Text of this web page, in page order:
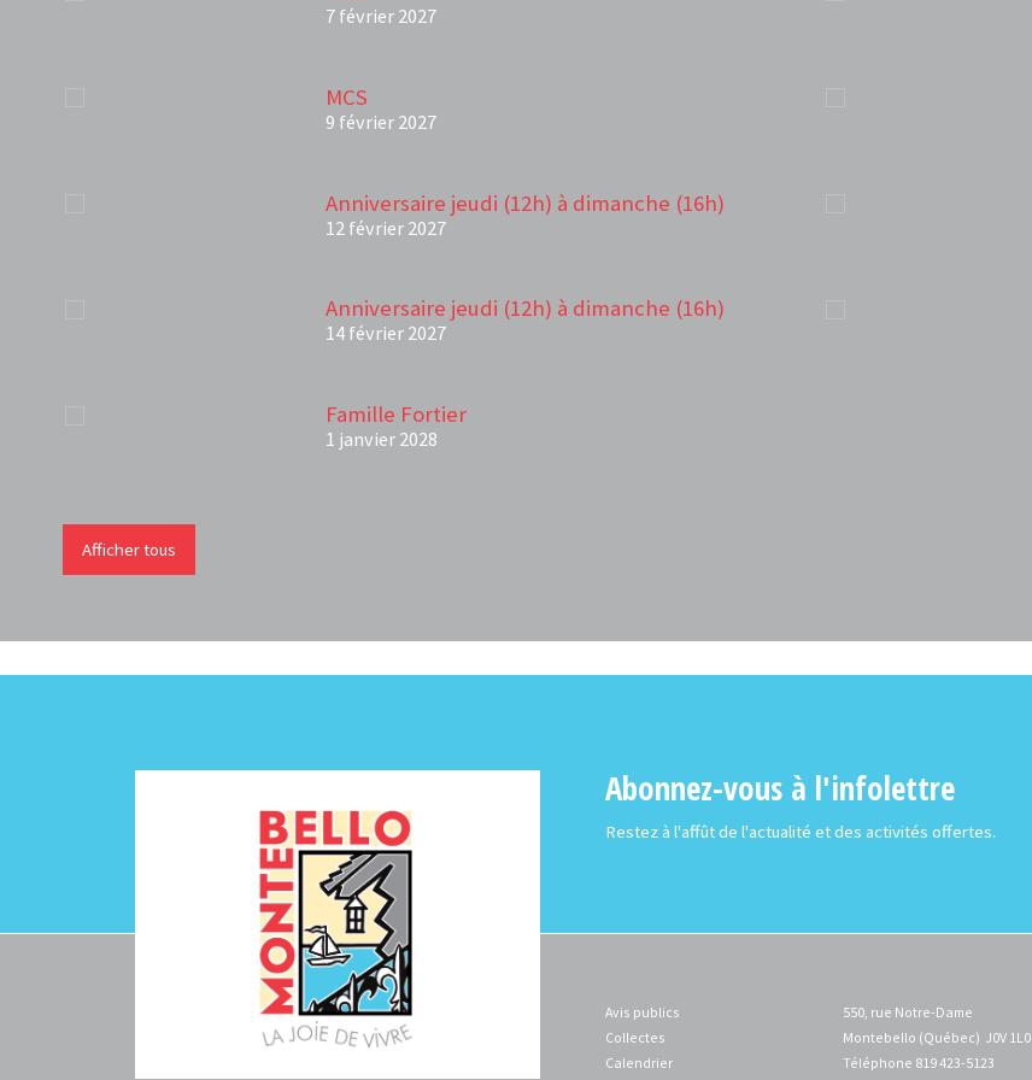
7 février 2027
MCS
9 février 2027
Anniversaire jeudi (12h) à dimanche (16h)
12 février 2027
Anniversaire jeudi (12h) à dimanche (16h)
14 février 2027
Famille Fortier
1 janvier 2028
Afficher tous
Abonnez-vous à l'infolettre
Restez à l'affût de l'actualité et des activités offertes.
Avis publics
Collectes
Calendrier
550, rue Notre-Dame
Montebello (Québec) J0V 1L0
Téléphone 819 423-5123